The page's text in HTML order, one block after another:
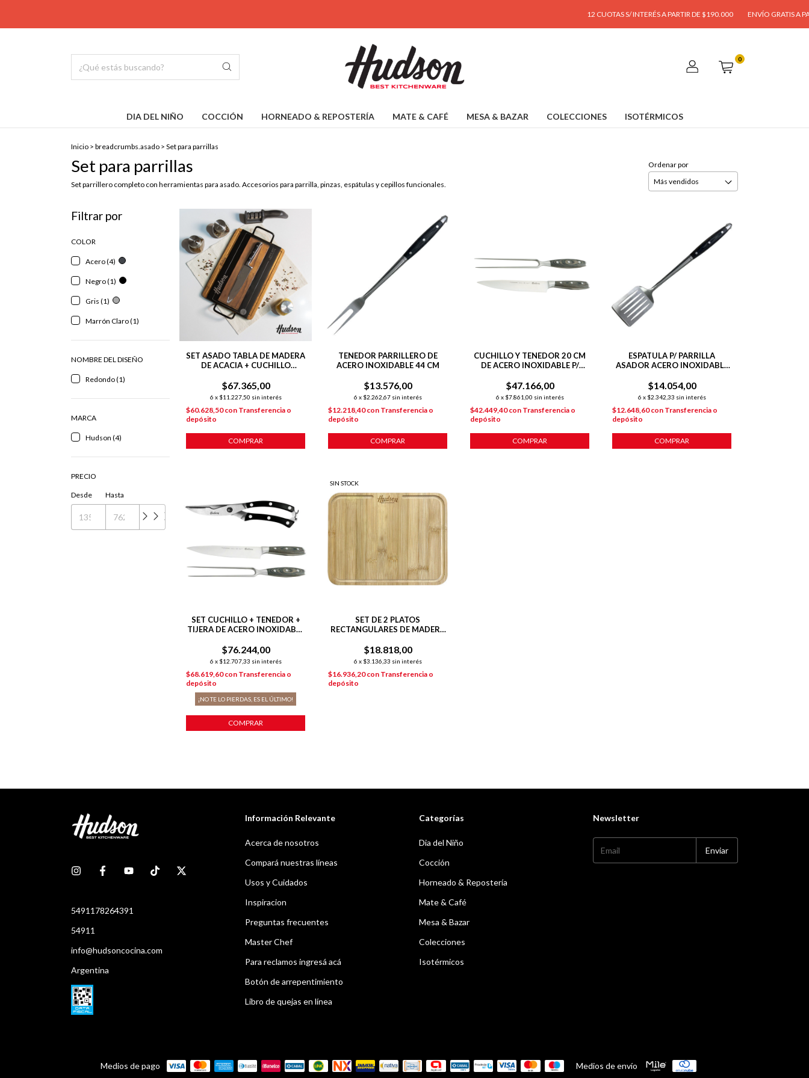
12 CUOTAS S/ INTERÉS A PARTIR DE $190.000 ENVÍO GRATIS A
0
DIA DEL NIÑO COCCIÓN HORNEADO & REPOSTERÍA MATE & CAFÉ MESA & BAZAR COLECCIONES ISOTÉRMICOS
Inicio > breadcrumbs.asado > Set para parrillas
Set para parrillas
Set parrillero completo con herramientas para asado. Accesorios para parrilla, pinzas, espátulas y cepillos funcionales.
Ordenar por
Filtrar por
COLOR
Acero (4)
Negro (1)
Gris (1)
Marrón Claro (1)
NOMBRE DEL DISEÑO
Redondo (1)
MARCA
Hudson (4)
PRECIO
Desde Hasta
SET ASADO TABLA DE MADERA
DE ACACIA + CUCHILLO
$67.365,00
6 x $11.227,50 sin interés
$60.628,50con Transferencia o
depósito
COMPRAR
TENEDOR PARRILLERO DE
ACERO INOXIDABLE 44 CM
$13.576,00
6 x $2.262,67 sin interés
$12.218,40con Transferencia o
depósito
COMPRAR
CUCHILLO Y TENEDOR 20 CM
DE ACERO INOXIDABLE P/
$47.166,00
6 x $7.861,00 sin interés
$42.449,40con Transferencia o
depósito
COMPRAR
ESPATULA P/ PARRILLA
ASADOR ACERO INOXIDABLE
$14.054,00
6 x $2.342,33 sin interés
$12.648,60con Transferencia o
depósito
COMPRAR
SET CUCHILLO + TENEDOR +
TIJERA DE ACERO INOXIDABLE
$76.244,00
6 x $12.707,33 sin interés
$68.619,60con Transferencia o
depósito
¡NO TE LO PIERDAS, ES EL ÚLTIMO!
COMPRAR
SIN STOCK
SET DE 2 PLATOS
RECTANGULARES DE MADERA
$18.818,00
6 x $3.136,33 sin interés
$16.936,20con Transferencia o
depósito
5491178264391
54911
info@hudsoncocina.com
Argentina
Información Relevante
Acerca de nosotros
Compará nuestras líneas
Usos y Cuidados
Inspiracion
Preguntas frecuentes
Master Chef
Para reclamos ingresá acá
Botón de arrepentimiento
Libro de quejas en línea
Categorías
Dia del Niño
Cocción
Horneado & Repostería
Mate & Café
Mesa & Bazar
Colecciones
Isotérmicos
Newsletter
Medios de pago Medios de envío